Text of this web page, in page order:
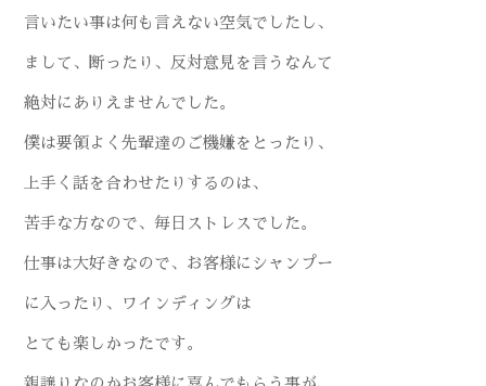
言いたい事は何も言えない空気でしたし、
まして、断ったり、反対意見を言うなんて
絶対にありえませんでした。
僕は要領よく先輩達のご機嫌をとったり、
上手く話を合わせたりするのは、
苦手な方なので、毎日ストレスでした。
仕事は大好きなので、お客様にシャンプー
に入ったり、ワインディングは
とても楽しかったです。